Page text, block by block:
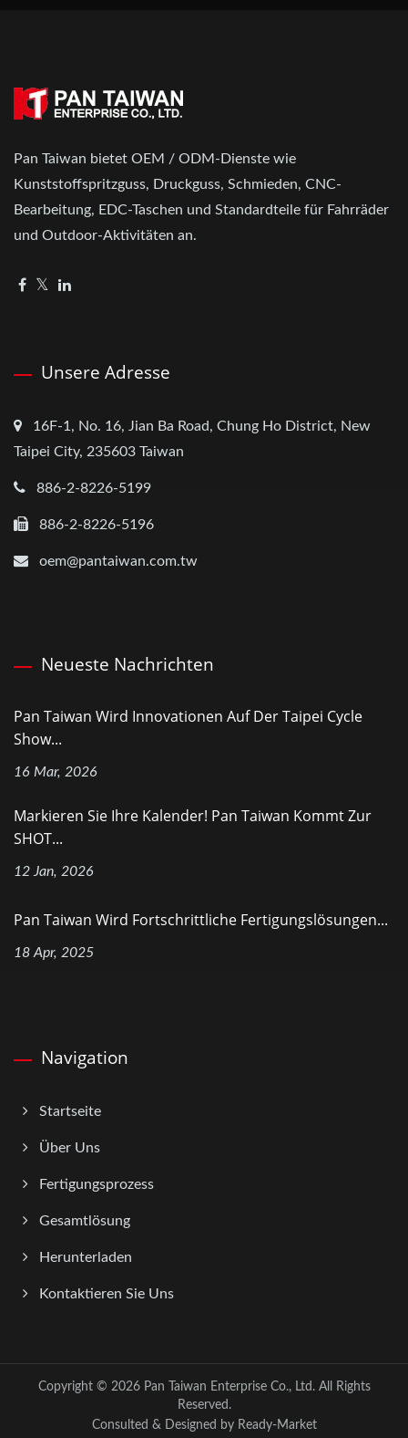
Pan Taiwan bietet OEM / ODM-Dienste wie
Kunststoffspritzguss, Druckguss, Schmieden, CNC-
Bearbeitung, EDC-Taschen und Standardteile für Fahrräder
und Outdoor-Aktivitäten an.
Unsere Adresse
16F-1, No. 16, Jian Ba Road, Chung Ho District, New
Taipei City, 235603 Taiwan
886-2-8226-5199
886-2-8226-5196
oem@pantaiwan.com.tw
Neueste Nachrichten
Pan Taiwan Wird Innovationen Auf Der Taipei Cycle
Show...
16 Mar, 2026
Markieren Sie Ihre Kalender! Pan Taiwan Kommt Zur
SHOT...
12 Jan, 2026
Pan Taiwan Wird Fortschrittliche Fertigungslösungen...
18 Apr, 2025
Navigation
Startseite
Über Uns
Fertigungsprozess
Gesamtlösung
Herunterladen
Kontaktieren Sie Uns
Copyright © 2026 Pan Taiwan Enterprise Co., Ltd.All Rights
Reserved.
Consulted & Designed by Ready-Market